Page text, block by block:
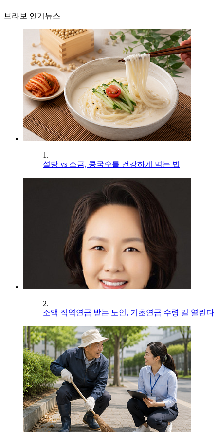
브라보 인기뉴스
1.
설탕 vs 소금, 콩국수를 건강하게 먹는 법
2.
소액 직역연금 받는 노인, 기초연금 수령 길 열린다